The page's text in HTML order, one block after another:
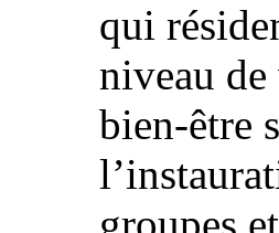
qui
niveau
bien‑être